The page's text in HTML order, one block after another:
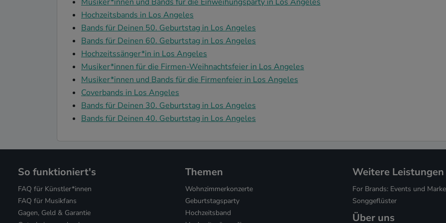
Hochzeitsbands in Los Angeles
Bands für Deinen 50. Geburtstag in Los Angeles
Bands für Deinen 60. Geburtstag in Los Angeles
Hochzeitssänger*in in Los Angeles
Musiker*innen für die Firmen-Weihnachtsfeier in Los Angeles
Musiker*innen und Bands für die Firmenfeier in Los Angeles
Coverbands in Los Angeles
Bands für Deinen 30. Geburtstag in Los Angeles
Bands für Deinen 40. Geburtstag in Los Angeles
So funktioniert's
FAQ für Künstler*innen
FAQ für Musikfans
Gagen, Geld & Garantie
Themen
Wohnzimmerkonzerte
Geburtstagsparty
Hochzeitsband
Weitere Leistungen
For Brands: Events und
Songgeflüster
Über uns